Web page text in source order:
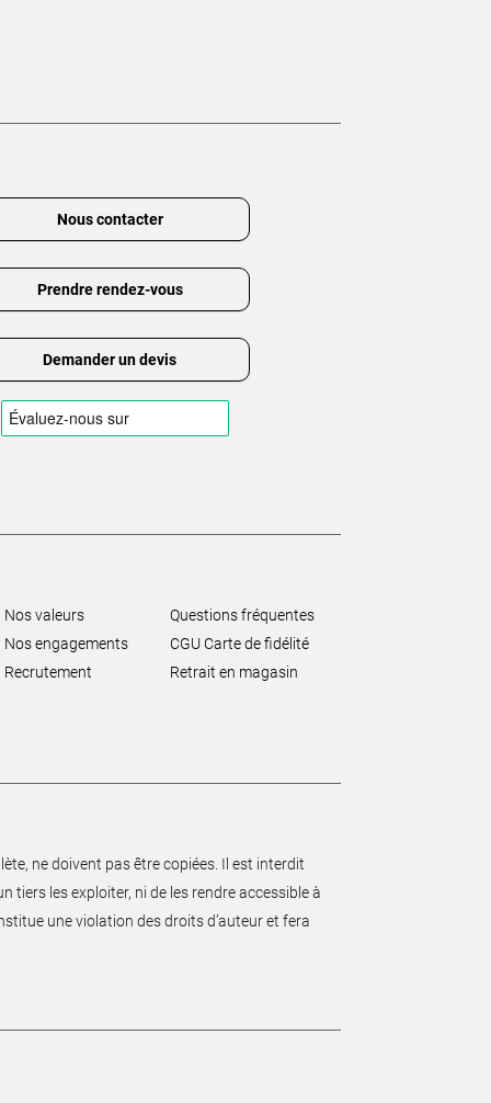
Nous contacter
Prendre rendez-vous
Demander un devis
Nos valeurs
Nos engagements
Recrutement
Questions fréquentes
CGU Carte de fidélité
Retrait en magasin
ne doivent pas être copiées. Il est interdit
tiers les exploiter, ni de les rendre accessible à
une violation des droits d’auteur et fera